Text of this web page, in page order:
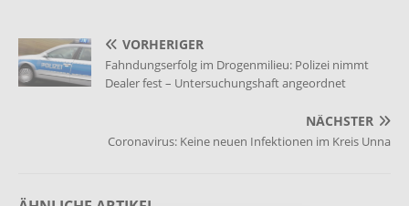
VORHERIGER
Fahndungserfolg im Drogenmilieu: Polizei nimmt
Dealer fest – Untersuchungshaft angeordnet
NÄCHSTER
Coronavirus: Keine neuen Infektionen im Kreis Unna